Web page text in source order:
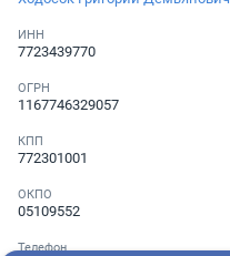
ИНН
7723439770
ОГРН
1167746329057
КПП
772301001
ОКПО
05109552
Телефон